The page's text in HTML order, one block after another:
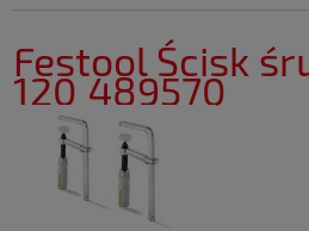
Festool Ścisk
120 489570